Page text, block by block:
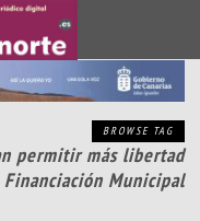
BROWSE TAG
permitir más libertad
Municipal